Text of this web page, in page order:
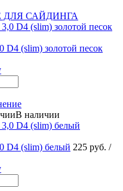
САЙДИНГА
D4 (slim) золотой песок
В наличии
D4 (slim) белый 225 руб. /